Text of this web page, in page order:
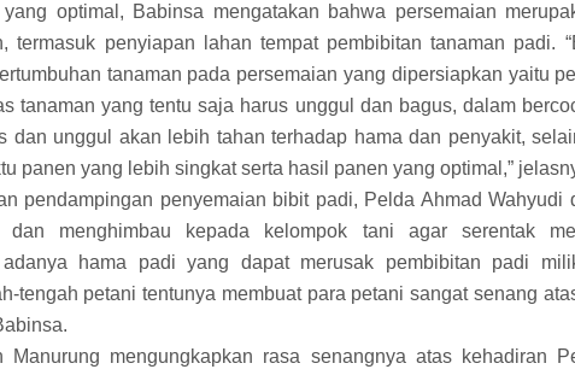
optimal, Babinsa mengatakan bahwa persemaian
termasuk penyiapan lahan tempat pembibitan tanaman padi.
tanaman pada persemaian yang dipersiapkan yaitu
tanaman yang tentu saja harus unggul dan bagus, dalam
dan unggul akan lebih tahan terhadap hama dan penyakit,
panen yang lebih singkat serta hasil panen yang optimal,”
pendampingan penyemaian bibit padi, Pelda Ahmad Wahyudi
dan menghimbau kepada kelompok tani agar serentak
adanya hama padi yang dapat merusak pembibitan padi
tengah petani tentunya membuat para petani sangat senang
Manurung mengungkapkan rasa senangnya atas kehadiran